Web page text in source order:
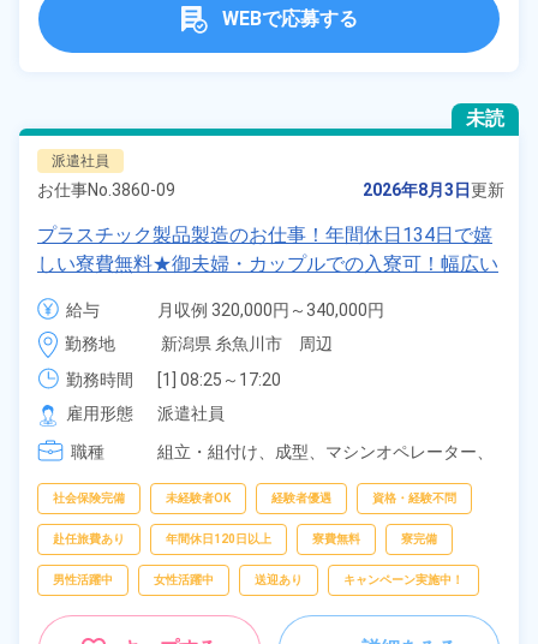
WEBで応募する
未読
派遣社員
お仕事No. 3860-09 2026年8月3日更新
プラスチック製品製造のお仕事！年間休日134日で嬉
しい寮費無料★御夫婦・カップルでの入寮可！幅広い
年齢の男女活躍中！高時給1,400円！マイカー・バイ
ク・自転車通勤可！寮から無料送迎もあり！正社員登
用制度あり！《新潟県糸魚川市》
給与
月収例 320,000円～340,000円
時給 1,400円～1,400円
勤務地
新潟県 糸魚川市　周辺
勤務時間
[1] 08:25～17:20
[2] 20:30～05:45
雇用形態
派遣社員
職種
組立・組付け、 成型、 マシンオペレーター、
梱包
社会保険完備 未経験者OK 経験者優遇 資格・経験不問
赴任旅費あり 年間休日120日以上 寮費無料 寮完備
男性活躍中 女性活躍中 送迎あり キャンペーン実施中！